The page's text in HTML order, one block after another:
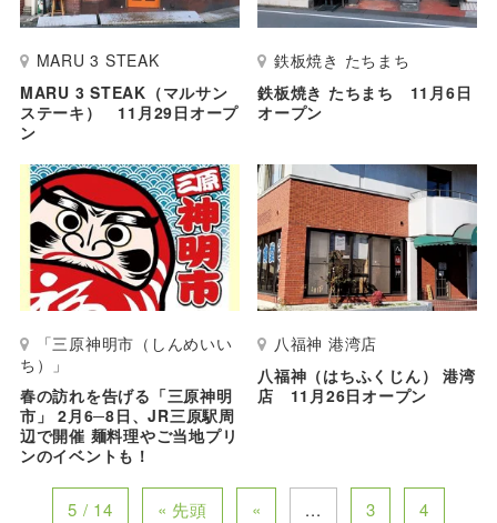
MARU 3 STEAK
MARU 3 STEAK（マルサン
ステーキ） 11月29日オープ
ン
鉄板焼き たちまち
鉄板焼き たちまち 11月6日
オープン
「三原神明市（しんめいい
ち）」
春の訪れを告げる「三原神明
市」 2月6─8日、JR三原駅周
辺で開催 麺料理やご当地プリ
ンのイベントも！
八福神 港湾店
八福神（はちふくじん） 港湾
店 11月26日オープン
5 / 14 « 先頭 « ... 3 4